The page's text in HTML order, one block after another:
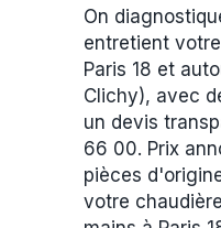
On
entretient
Paris 18 et
Clichy), avec
un devis
66 00. Prix
pièces
votre